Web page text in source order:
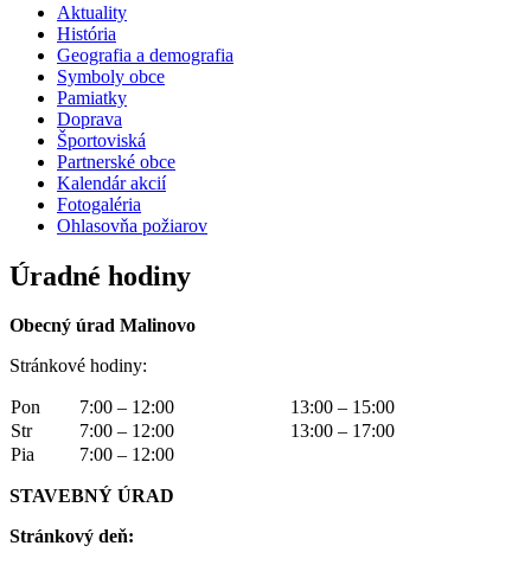
Aktuality
História
Geografia a demografia
Symboly obce
Pamiatky
Doprava
Športoviská
Partnerské obce
Kalendár akcií
Fotogaléria
Ohlasovňa požiarov
Úradné hodiny
Obecný úrad Malinovo
Stránkové hodiny:
Pon 7:00 – 12:00
13:00 – 15:00
Str
7:00 – 12:00
13:00 – 17:00
Pia
7:00 – 12:00
STAVEBNÝ ÚRAD
Stránkový deň: